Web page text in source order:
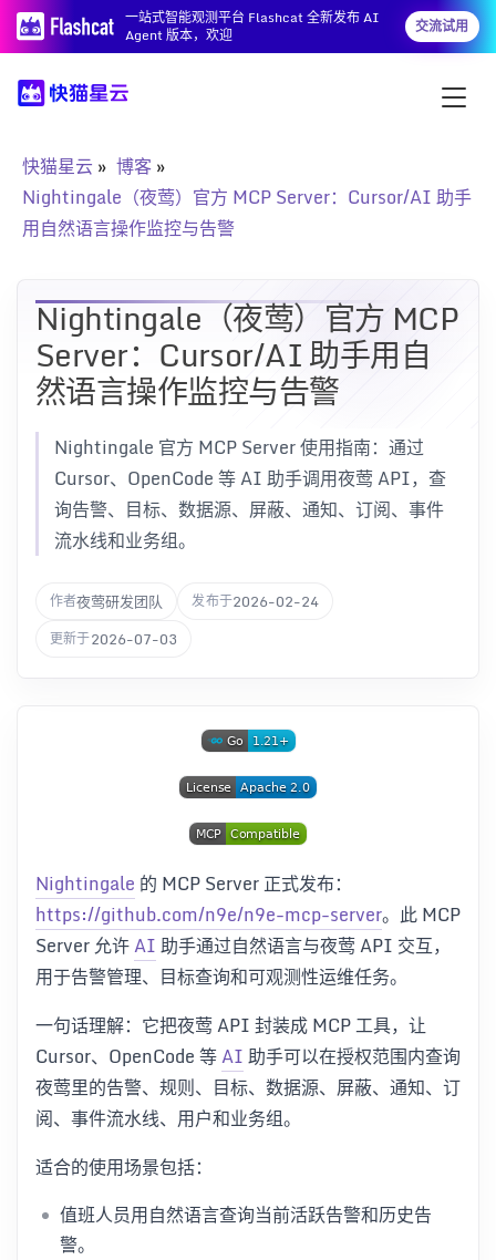
一站式智能观测平台 Flashcat 全新发布 AI
Agent 版本，欢迎
交流试用
快猫星云
博客
Nightingale（夜莺）官方 MCP Server：Cursor/AI 助手
用自然语言操作监控与告警
Nightingale（夜莺）官方 MCP
Server：Cursor/AI 助手用自
然语言操作监控与告警
Nightingale 官方 MCP Server 使用指南：通过
Cursor、OpenCode 等 AI 助手调用夜莺 API，查
询告警、目标、数据源、屏蔽、通知、订阅、事件
流水线和业务组。
作者夜莺研发团队 发布于2026-02-24
更新于2026-07-03
Nightingale 的 MCP Server 正式发布：
https://github.com/n9e/n9e-mcp-server。此 MCP
Server 允许AI助手通过自然语言与夜莺 API 交互，
用于告警管理、目标查询和可观测性运维任务。
一句话理解：它把夜莺 API 封装成 MCP 工具，让
Cursor、OpenCode 等AI助手可以在授权范围内查询
夜莺里的告警、规则、目标、数据源、屏蔽、通知、订
阅、事件流水线、用户和业务组。
适合的使用场景包括：
值班人员用自然语言查询当前活跃告警和历史告
警。